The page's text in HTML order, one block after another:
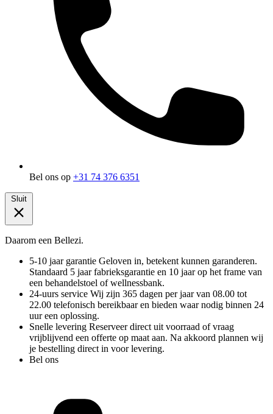
Bel ons op +31 74 376 6351
Sluit
Daarom een Bellezi.
5-10 jaar garantie Geloven in, betekent kunnen garanderen.
Standaard 5 jaar fabrieksgarantie en 10 jaar op het frame van
een behandelstoel of wellnessbank.
24-uurs service Wij zijn 365 dagen per jaar van 08.00 tot
22.00 telefonisch bereikbaar en bieden waar nodig binnen 24
uur een oplossing.
Snelle levering Reserveer direct uit voorraad of vraag
vrijblijvend een offerte op maat aan. Na akkoord plannen wij
je bestelling direct in voor levering.
Bel ons